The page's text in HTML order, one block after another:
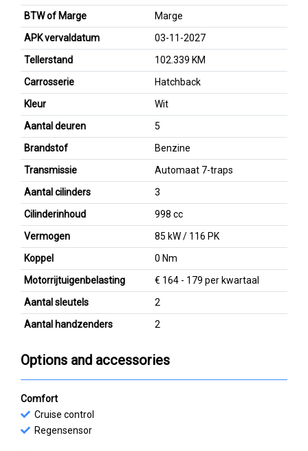
BTW of Marge
Marge
APK vervaldatum
03-11-2027
Tellerstand
102.339 KM
Carrosserie
Hatchback
Kleur
Wit
Aantal deuren
5
Brandstof
Benzine
Transmissie
Automaat 7-traps
Aantal cilinders
3
Cilinderinhoud
998 cc
Vermogen
85 kW / 116 PK
Koppel
0 Nm
Motorrijtuigenbelasting
€ 164 - 179 per kwartaal
Aantal sleutels
2
Aantal handzenders
2
Options and accessories
Comfort
Cruise control
Regensensor